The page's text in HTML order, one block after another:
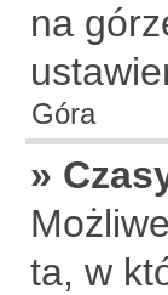
na
Góra
»
ta, w